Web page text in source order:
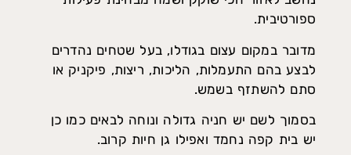
ספורטיבית.
מדובר במקום עצום בגודלו, בעל שטחים נהדרים
לבצע בהם התעמלות, הליכות, ריצות, פיקניק או
סתם להשתזף בשמש.
בסמוך לשם יש חניה גדולה ונוחה לבאים כמו כן
יש בית קפה נחמד ואפילו גן חיות קרוב.